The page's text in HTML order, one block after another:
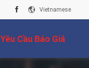
Vietnamese
Yêu Cầu Báo Giá